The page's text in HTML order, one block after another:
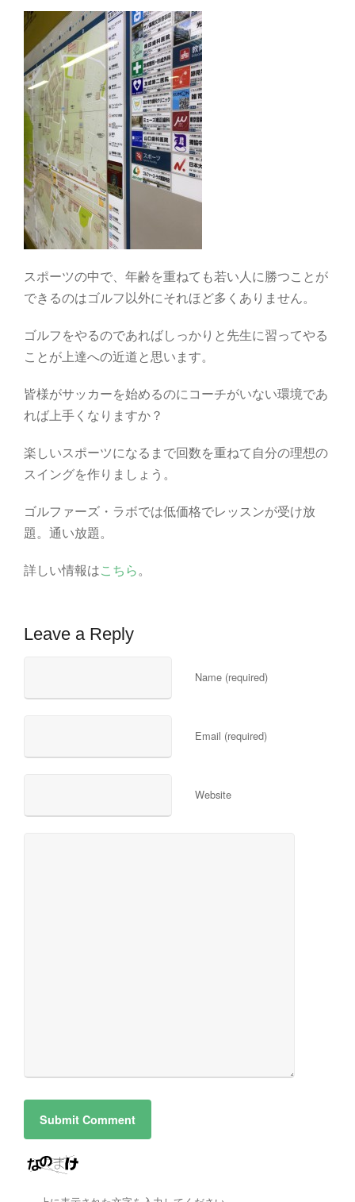
スポーツの中で、年齢を重ねても若い人に勝つことが
できるのはゴルフ以外にそれほど多くありません。
ゴルフをやるのであればしっかりと先生に習ってやる
ことが上達への近道と思います。
皆様がサッカーを始めるのにコーチがいない環境であ
れば上手くなりますか？
楽しいスポーツになるまで回数を重ねて自分の理想の
スイングを作りましょう。
ゴルファーズ・ラボでは低価格でレッスンが受け放
題。通い放題。
詳しい情報はこちら。
Leave a Reply
Name (required)
Email (required)
Website